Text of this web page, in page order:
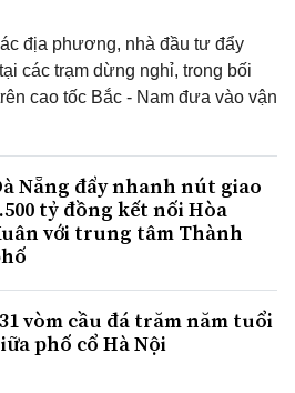
địa phương, nhà đầu tư đẩy
các trạm dừng nghỉ, trong bối
cao tốc Bắc - Nam đưa vào vận
Nẵng đẩy nhanh nút giao
tỷ đồng kết nối Hòa
với trung tâm Thành
vòm cầu đá trăm năm tuổi
phố cổ Hà Nội